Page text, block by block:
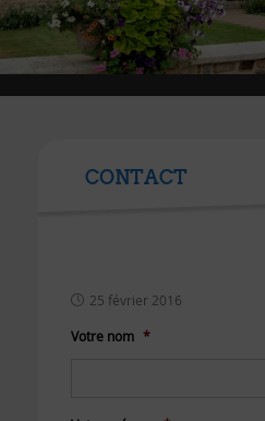
CONTACT
25 février 2016
Votre nom *